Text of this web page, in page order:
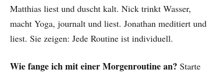
Matthias liest und duscht kalt. Nick trinkt Wasser,
macht Yoga, journalt und liest. Jonathan meditiert und
liest. Sie zeigen: Jede Routine ist individuell.
Wie fange ich mit einer Morgenroutine an? Starte